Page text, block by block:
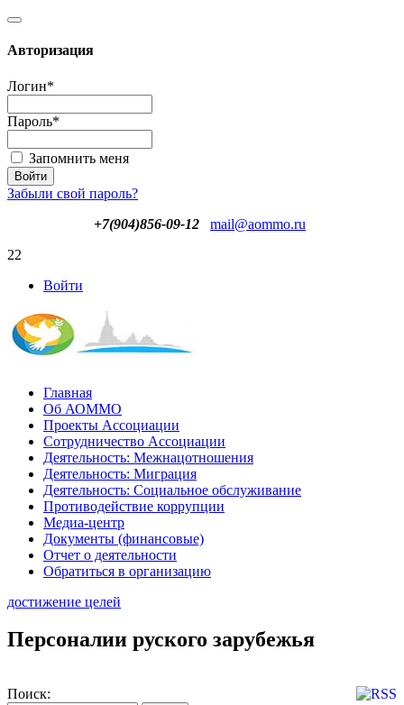
Авторизация
Логин*
Пароль*
Запомнить меня
Забыли свой пароль?
+7(904)856-09-12
mail@aommo.ru
22
Войти
Главная
Об АОММО
Проекты Ассоциации
Сотрудничество Ассоциации
Деятельность: Межнацотношения
Деятельность: Миграция
Деятельность: Социальное обслуживание
Противодействие коррупции
Медиа-центр
Документы (финансовые)
Отчет о деятельности
Обратиться в организацию
достижение целей
Персоналии руского зарубежья
Поиск: